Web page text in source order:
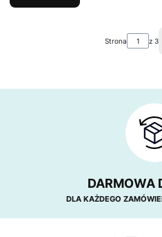
Strona z 3
DARMOWA
DLA KAŻDEGO